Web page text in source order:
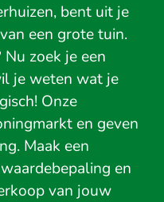
bent uit je
een grote tuin.
zoek je een
je weten wat je
Onze
en geven
Maak een
en
van jouw